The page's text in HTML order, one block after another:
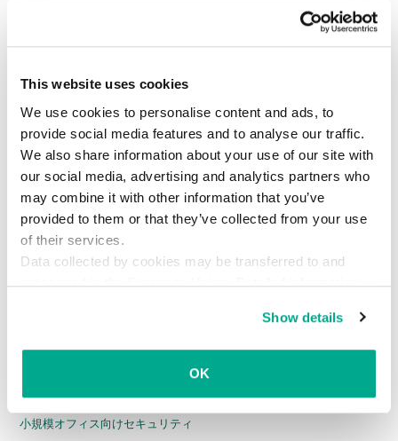
This website uses cookies
We use cookies to personalise content and ads, to
provide social media features and to analyse our traffic.
We also share information about your use of our site with
our social media, advertising and analytics partners who
may combine it with other information that you’ve
provided to them or that they’ve collected from your use
of their services.
Data collected by cookies may be transferred to and
processed in the European Union. Detailed information
Show details
OK
カスペルスキー スタンダード
カスペルスキー プラス
全製品
エンドポイントセキュリティ
ハイブリッドクラウド環境セキュリティ
Web セキュリティ
メールセキュリティ
Threat Management and Detection
小規模オフィス向けセキュリティ